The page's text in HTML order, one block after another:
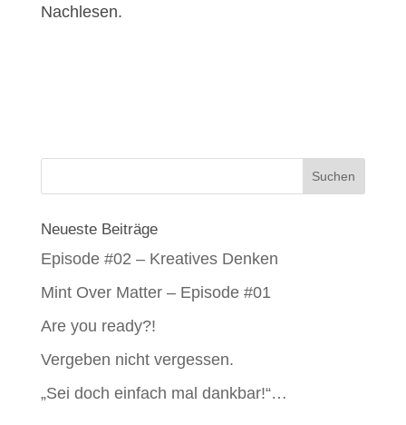
Nachlesen.
Neueste Beiträge
Episode #02 – Kreatives Denken
Mint Over Matter – Episode #01
Are you ready?!
Vergeben nicht vergessen.
„Sei doch einfach mal dankbar!“…